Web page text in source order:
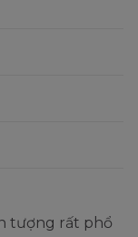
tượng rất phổ